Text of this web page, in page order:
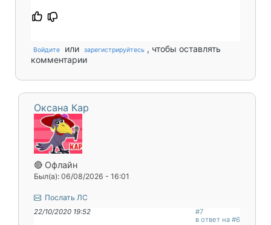
Войдите или зарегистрируйтесь , чтобы оставлять
комментарии
Оксана Кар
🔴 Офлайн
Был(а): 06/08/2026 - 16:01
Послать ЛС
22/10/2020 19:52
#7
в ответ на #6